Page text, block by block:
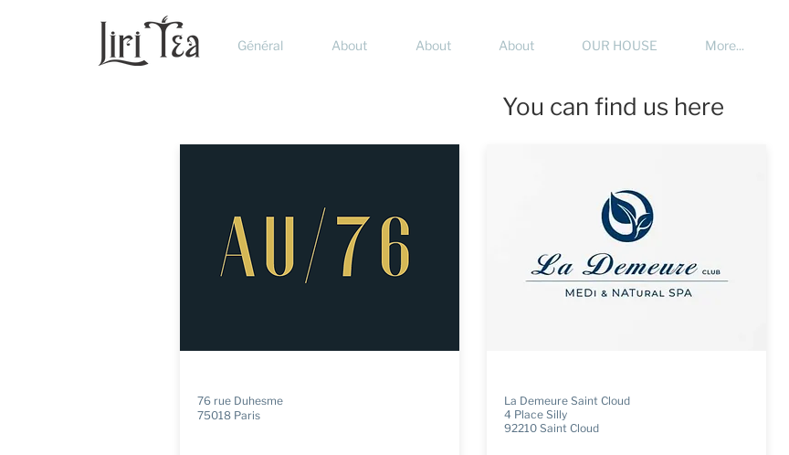
Général About About About OUR HOUSE More...
You can find us here
76 rue Duhesme
75018 Paris
La Demeure Saint Cloud
4 Place Silly
92210 Saint Cloud